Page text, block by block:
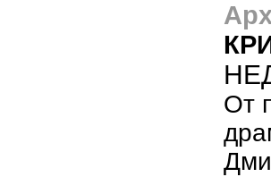
От